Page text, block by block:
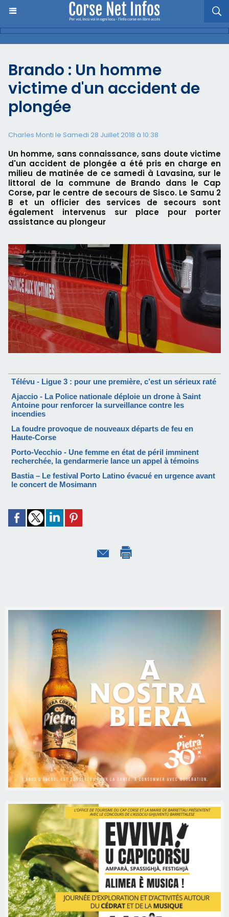
Brando : Un homme
victime d'un accident de
plongée
Charles Monti le Samedi 28 Juillet 2018 à 10:38
Un homme, sans connaissance, sans doute victime
d'un accident de plongée a été pris en charge en
milieu de matinée de ce samedi à Lavasina, sur le
littoral de la commune de Brando dans le Cap
Corse, par le centre de secours de Sisco. Le Samu 2
B et un officier des services de secours sont
également intervenus sur place pour porter
assistance au plongeur
Télévu - Ligue 3 : pour une première, c’est un sérieux raté
Ajaccio - La Police nationale déploie un drone à Saint
Antoine pour renforcer la surveillance contre les
incendies
La foudre provoque de nouveaux départs de feu en
Haute-Corse
Porto-Vecchio - Une femme en état de péril imminent
recherchée, la gendarmerie lance un appel à témoins
Bastia – Le festival Porto Latino évacué en urgence avant
le concert de Mosimann